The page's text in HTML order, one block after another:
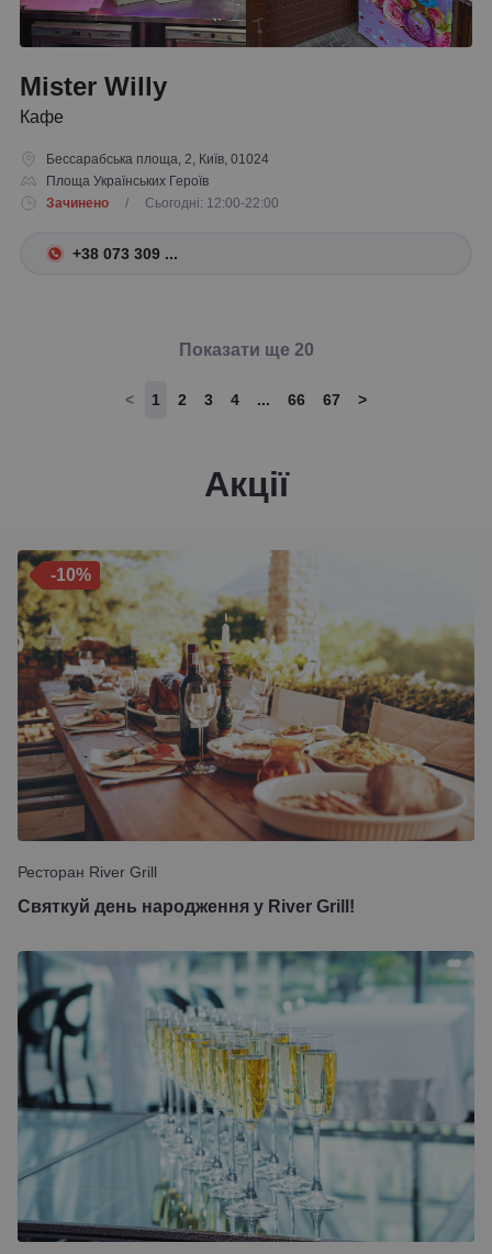
Mister Willy
Кафе
Бессарабська площа, 2, Київ, 01024
Площа Українських Героїв
Зачинено
/ Сьогодні: 12:00-22:00
+38 073 309 ...
Показати ще 20
< 1 2 3 4 ... 66 67 >
Акції
-10%
Ресторан River Grill
Святкуй день народження у River Grill!